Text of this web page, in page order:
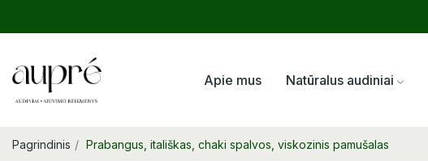
Apie mus Natūralus audiniai
Pagrindinis Prabangus, itališkas, chaki spalvos, viskozinis pamušalas